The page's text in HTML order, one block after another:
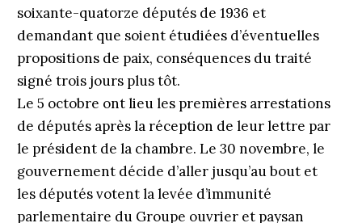
soixante-quatorze députés de 1936 et
demandant que soient étudiées d’éventuelles
propositions de paix, conséquences du traité
signé trois jours plus tôt.
Le 5 octobre ont lieu les premières arrestations
de députés après la réception de leur lettre par
le président de la chambre. Le 30 novembre, le
gouvernement décide d’aller jusqu’au bout et
les députés votent la levée d’immunité
parlementaire du Groupe ouvrier et paysan